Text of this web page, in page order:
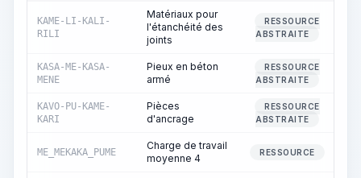
KAME-LI-KALI-
RILI
Matériaux pour
l'étanchéité des
joints
RESSOURCE
ABSTRAITE
KASA-ME-KASA-
MENE
Pieux en béton
armé
RESSOURCE
ABSTRAITE
KAVO-PU-KAME-
KARI
Pièces
d'ancrage
RESSOURCE
ABSTRAITE
ME_MEKAKA_PUME
Charge de travail
moyenne 4
RESSOURCE